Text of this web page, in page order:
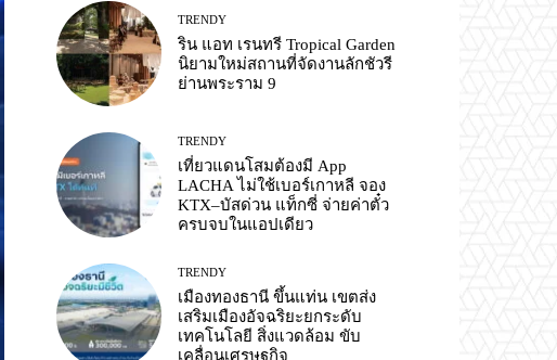
TRENDY
ริน แอท เรนทรี Tropical Garden
นิยามใหม่สถานที่จัดงานลักชัวรี
ย่านพระราม 9
TRENDY
เที่ยวแดนโสมต้องมี App
LACHA ไม่ใช้เบอร์เกาหลี จอง
KTX–บัสด่วน แท็กซี่ จ่ายค่าตั๋ว
ครบจบในแอปเดียว
TRENDY
เมืองทองธานี ขึ้นแท่น เขตส่ง
เสริมเมืองอัจฉริยะยกระดับ
เทคโนโลยี สิ่งแวดล้อม ขับ
เคลื่อนเศรษฐกิจ